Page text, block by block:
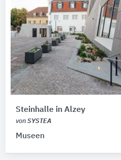
Steinhalle in Alzey
von SYSTEA
Museen